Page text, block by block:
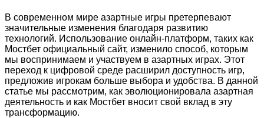
В современном мире азартные игры претерпевают
значительные изменения благодаря развитию
технологий. Использование онлайн-платформ, таких как
Мостбет официальный сайт, изменило способ, которым
мы воспринимаем и участвуем в азартных играх. Этот
переход к цифровой среде расширил доступность игр,
предложив игрокам больше выбора и удобства. В данной
статье мы рассмотрим, как эволюционировала азартная
деятельность и как Мостбет вносит свой вклад в эту
трансформацию.